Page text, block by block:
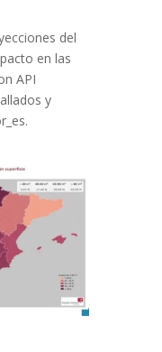
del
en las
API
y